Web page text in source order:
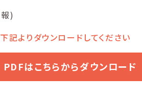
)
下記よりダウンロードしてください
PDFはこちらからダウンロード